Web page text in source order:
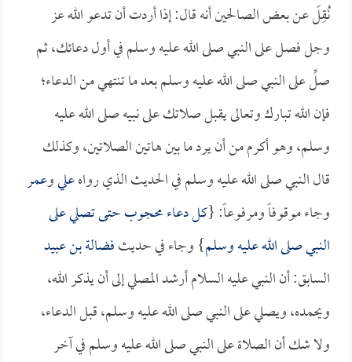
نُقِلَ عن بعض الصالحين أنه قال: إذا أردت أن تدعو الله عز
وجل فصل على النبي صلى الله عليه وسلم في أول دعائك، ثم
صلِّ على النبي صلى الله عليه وسلم بعد ما تنتهي من الدعاء؛
فإن الله تبارك وتعالى يقبل صلاتك على نبيه صلى الله عليه
وسلم، وهو أكرم من أن يرد ما بين هاتين الصلاتين، وكذلك
قال النبي صلى الله عليه وسلم في الحديث الذي رواهعليوعمر
وجاء موقوفاً ومرفوعاً: {كل دعاء محجوب حتى تصلي على
النبي صلى الله عليه وسلم} وجاء في حديثفضالة بن عبيد
السابق: أن النبي عليه السلام أرشد المصلي إلى أن يذكر الله،
ويحمده، ويصلي على النبي صلى الله عليه وسلم، قبل الدعاء،
ولا شك أن الصلاة على النبي صلى الله عليه وسلم في آخر